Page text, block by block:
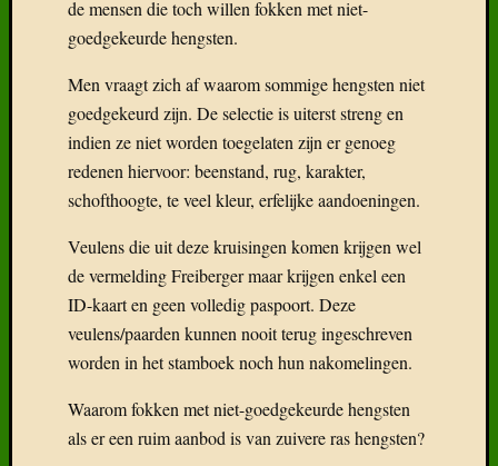
de mensen die toch willen fokken met niet-
goedgekeurde hengsten.
Men vraagt zich af waarom sommige hengsten niet
goedgekeurd zijn. De selectie is uiterst streng en
indien ze niet worden toegelaten zijn er genoeg
redenen hiervoor: beenstand, rug, karakter,
schofthoogte, te veel kleur, erfelijke aandoeningen.
Veulens die uit deze kruisingen komen krijgen wel
de vermelding Freiberger maar krijgen enkel een
ID-kaart en geen volledig paspoort. Deze
veulens/paarden kunnen nooit terug ingeschreven
worden in het stamboek noch hun nakomelingen.
Waarom fokken met niet-goedgekeurde hengsten
als er een ruim aanbod is van zuivere ras hengsten?